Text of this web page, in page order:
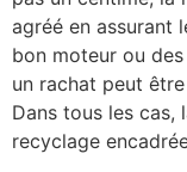
agréé en assurant
bon moteur ou
un rachat peut
Dans tous les cas,
recyclage